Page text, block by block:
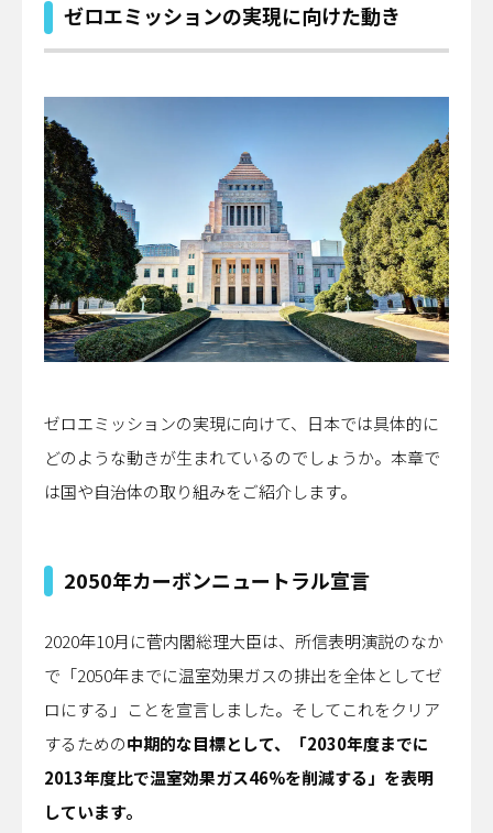
ゼロエミッションの実現に向けた動き
ゼロエミッションの実現に向けて、日本では具体的に
どのような動きが生まれているのでしょうか。本章で
は国や自治体の取り組みをご紹介します。
2050年カーボンニュートラル宣言
2020年10月に菅内閣総理大臣は、所信表明演説のなか
で「2050年までに温室効果ガスの排出を全体としてゼ
ロにする」ことを宣言しました。そしてこれをクリア
するための中期的な目標として、「2030年度までに
2013年度比で温室効果ガス46%を削減する」を表明
しています。